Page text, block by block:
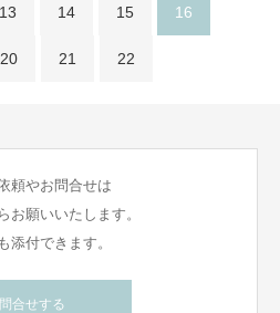
13 14 15 16
20 21 22
頼やお問合せは
お願いいたします。
添付できます。
問合せする